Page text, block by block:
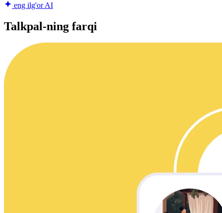
eng ilg'or AI
Talkpal-ning farqi